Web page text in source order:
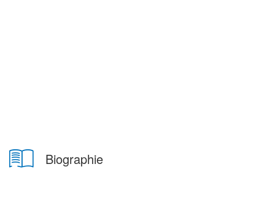
Biographie